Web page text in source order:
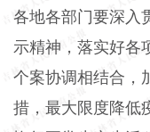
各地各部门要深入
示精神，落实好各
个案协调相结合，
措，最大限度降低